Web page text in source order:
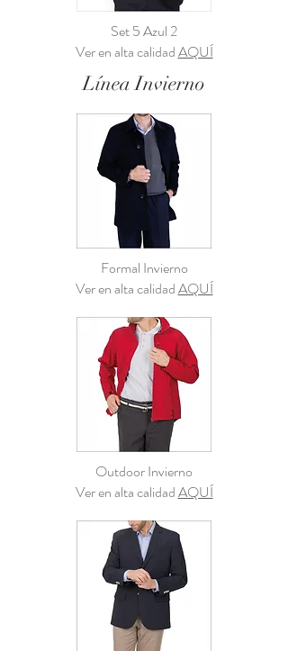
Set 5 Azul 2
Ver en alta calidadAQUÍ
Línea Invierno
Formal Invierno
Ver en alta calidadAQUÍ
Outdoor Invierno
Ver en alta calidadAQUÍ